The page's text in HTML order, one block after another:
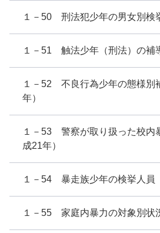
１－50 刑法犯少年の男女別検
１－51 触法少年（刑法）の補
１－52 不良行為少年の態様別
年）
１－53 警察が取り扱った校内
成21年）
１－54 暴走族少年の検挙人員
１－55 家庭内暴力の対象別状